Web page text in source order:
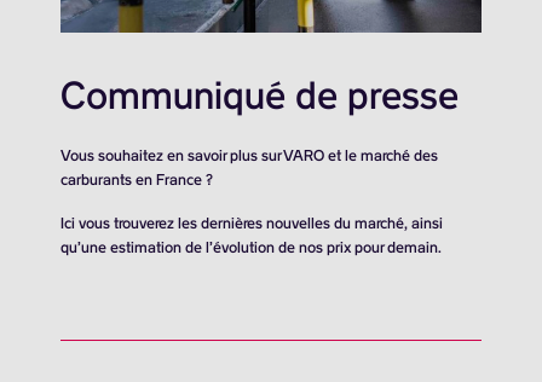
Communiqué de presse
Vous souhaitez en savoir plus sur VARO et le marché des
carburants en France ?
Ici vous trouverez les dernières nouvelles du marché, ainsi
qu’une estimation de l’évolution de nos prix pour demain.